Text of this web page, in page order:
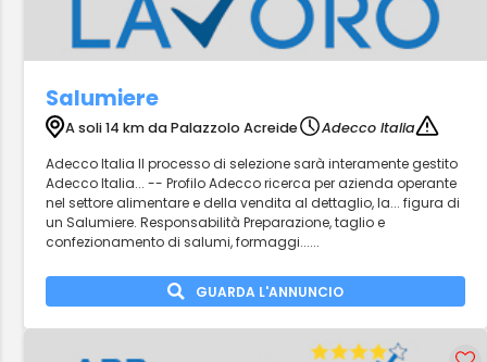
Salumiere
A soli 14 km da Palazzolo Acreide
Adecco Italia
Adecco Italia Il processo di selezione sarà interamente gestito
Adecco Italia... -- Profilo Adecco ricerca per azienda operante
nel settore alimentare e della vendita al dettaglio, la... figura di
un Salumiere. Responsabilità Preparazione, taglio e
confezionamento di salumi, formaggi......
GUARDA L'ANNUNCIO